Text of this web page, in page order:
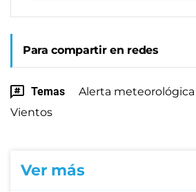
Para compartir en redes
Temas Alerta meteorológica
Vientos
Ver más